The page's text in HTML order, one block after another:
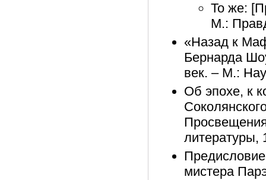
То же:
М.:
«Назад к
Бернарда
век. – М.:
Об эпохе, к
литературы,
мистера